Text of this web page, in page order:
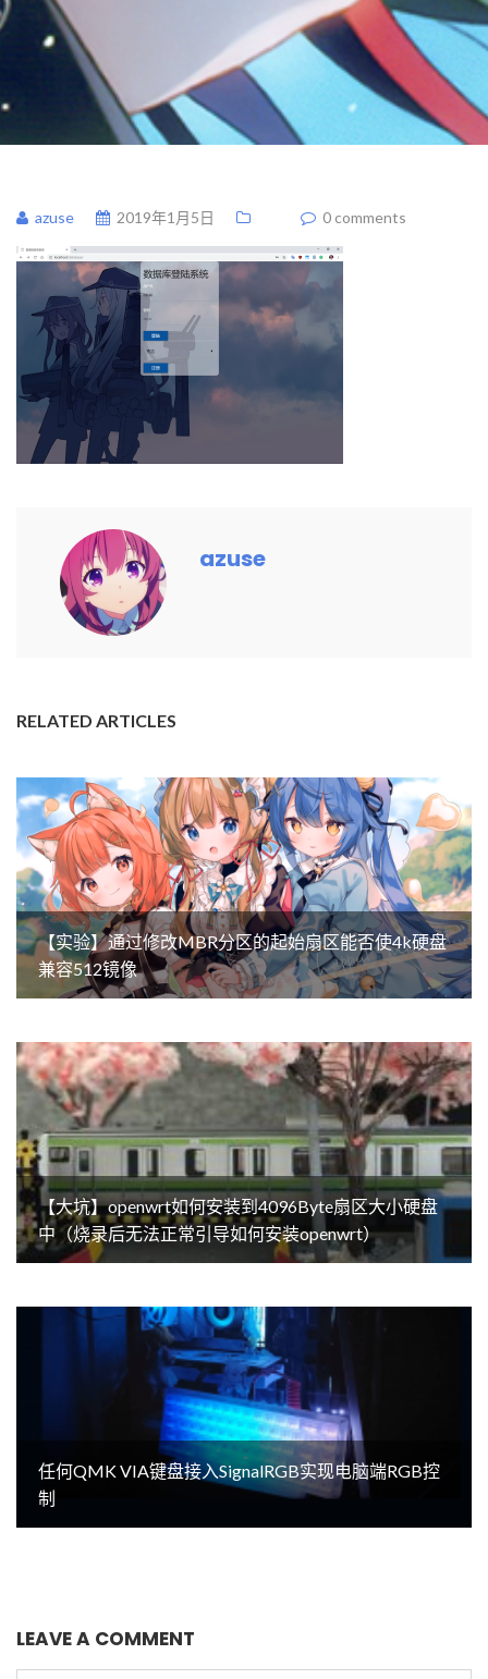
azuse 2019年1月5日 0 comments
azuse
RELATED ARTICLES
【实验】通过修改MBR分区的起始扇区能否使4k硬盘
兼容512镜像
【大坑】openwrt如何安装到4096Byte扇区大小硬盘
中（烧录后无法正常引导如何安装openwrt）
任何QMK VIA键盘接入SignalRGB实现电脑端RGB控
制
LEAVE A COMMENT